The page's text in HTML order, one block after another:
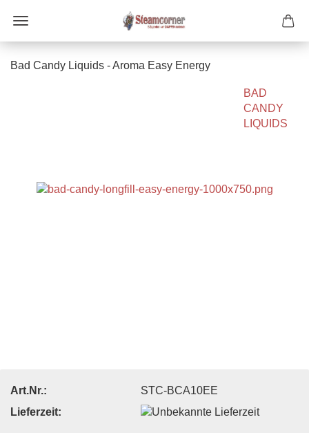
Bad Candy Liquids - Aroma Easy Energy
BAD
CANDY
LIQUIDS
Art.Nr.:
STC-BCA10EE
Lieferzeit: